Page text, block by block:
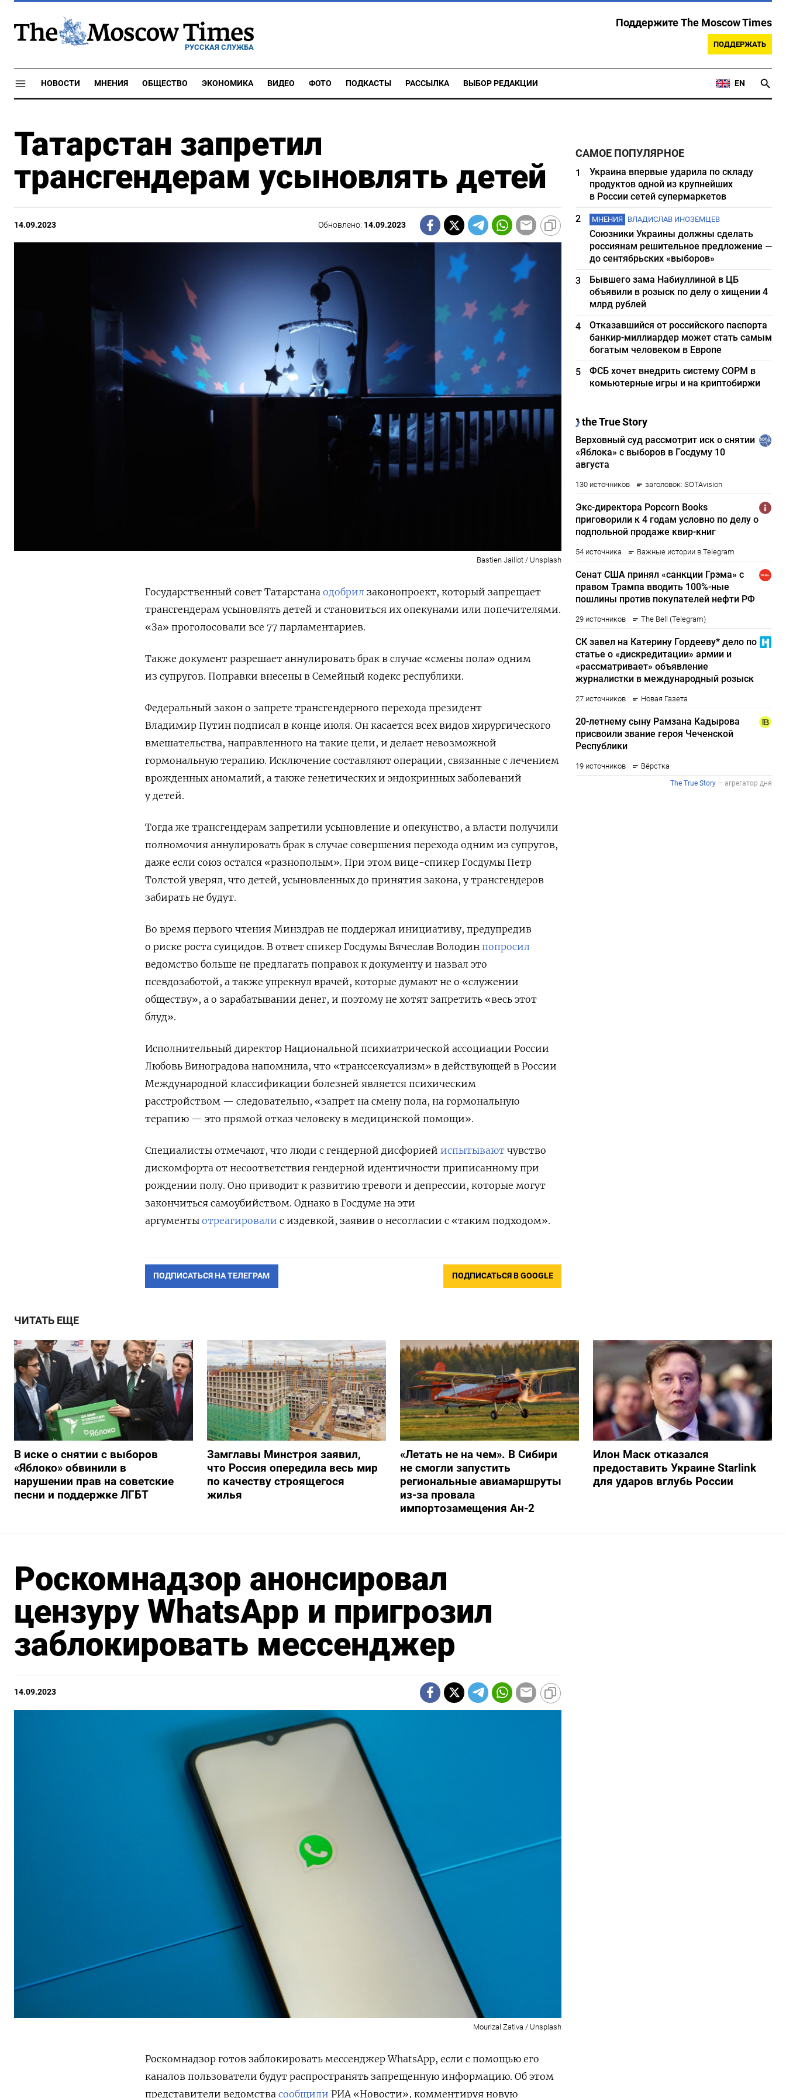
РУССКАЯ СЛУЖБА
Поддержите The Moscow Times
ПОДДЕРЖАТЬ
НОВОСТИ МНЕНИЯ ОБЩЕСТВО ЭКОНОМИКА ВИДЕО ФОТО ПОДКАСТЫ РАССЫЛКА ВЫБОР РЕДАКЦИИ EN
Татарстан запретил
трансгендерам усыновлять детей
14.09.2023 Обновлено: 14.09.2023
Bastien Jaillot / Unsplash
Государственный совет Татарстана одобрил законопроект, который запрещает
трансгендерам усыновлять детей и становиться их опекунами или попечителями.
«За» проголосовали все 77 парламентариев.
Также документ разрешает аннулировать брак в случае «смены пола» одним
из супругов. Поправки внесены в Семейный кодекс республики.
Федеральный закон о запрете трансгендерного перехода президент
Владимир Путин подписал в конце июля. Он касается всех видов хирургического
вмешательства, направленного на такие цели, и делает невозможной
гормональную терапию. Исключение составляют операции, связанные с лечением
врожденных аномалий, а также генетических и эндокринных заболеваний
у детей.
Тогда же трансгендерам запретили усыновление и опекунство, а власти получили
полномочия аннулировать брак в случае совершения перехода одним из супругов,
даже если союз остался «разнополым». При этом вице-спикер Госдумы Петр
Толстой уверял, что детей, усыновленных до принятия закона, у трансгендеров
забирать не будут.
Во время первого чтения Минздрав не поддержал инициативу, предупредив
о риске роста суицидов. В ответ спикер Госдумы Вячеслав Володин попросил
ведомство больше не предлагать поправок к документу и назвал это
псевдозаботой, а также упрекнул врачей, которые думают не о «служении
обществу», а о зарабатывании денег, и поэтому не хотят запретить «весь этот
блуд».
Исполнительный директор Национальной психиатрической ассоциации России
Любовь Виноградова напомнила, что «транссексуализм» в действующей в России
Международной классификации болезней является психическим
расстройством — следовательно, «запрет на смену пола, на гормональную
терапию — это прямой отказ человеку в медицинской помощи».
Специалисты отмечают, что люди с гендерной дисфорией испытывают чувство
дискомфорта от несоответствия гендерной идентичности приписанному при
рождении полу. Оно приводит к развитию тревоги и депрессии, которые могут
закончиться самоубийством. Однако в Госдуме на эти
аргументы отреагировали с издевкой, заявив о несогласии с «таким подходом».
ПОДПИСАТЬСЯ НА ТЕЛЕГРАМ ПОДПИСАТЬСЯ В GOOGLE
САМОЕ ПОПУЛЯРНОЕ
1
Украина впервые ударила по складу
продуктов одной из крупнейших
в России сетей супермаркетов
2
МНЕНИЯ ВЛАДИСЛАВ ИНОЗЕМЦЕВ
Союзники Украины должны сделать
россиянам решительное предложение —
до сентябрьских «выборов»
3
Бывшего зама Набиуллиной в ЦБ
объявили в розыск по делу о хищении 4
млрд рублей
4
Отказавшийся от российского паспорта
банкир-миллиардер может стать самым
богатым человеком в Европе
5
ФСБ хочет внедрить систему СОРМ в
комьютерные игры и на криптобиржи
ЧИТАТЬ ЕЩЕ
В иске о снятии с выборов
«Яблоко» обвинили в
нарушении прав на советские
песни и поддержке ЛГБТ
Замглавы Минстроя заявил,
что Россия опередила весь мир
по качеству строящегося
жилья
«Летать не на чем». В Сибири
не смогли запустить
региональные авиамаршруты
из-за провала
импортозамещения Ан-2
Илон Маск отказался
предоставить Украине Starlink
для ударов вглубь России
Роскомнадзор анонсировал
цензуру WhatsApp и пригрозил
заблокировать мессенджер
14.09.2023
Mourizal Zativa / Unsplash
Роскомнадзор готов заблокировать мессенджер WhatsApp, если с помощью его
каналов пользователи будут распространять запрещенную информацию. Об этом
представители ведомства сообщили РИА «Новости», комментируя новую